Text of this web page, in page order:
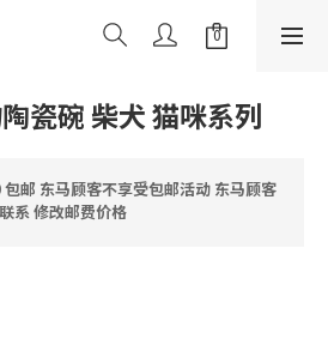
瓷碗 柴犬 猫咪系列
邮 东马顾客不享受包邮活动 东马顾客
系 修改邮费价格